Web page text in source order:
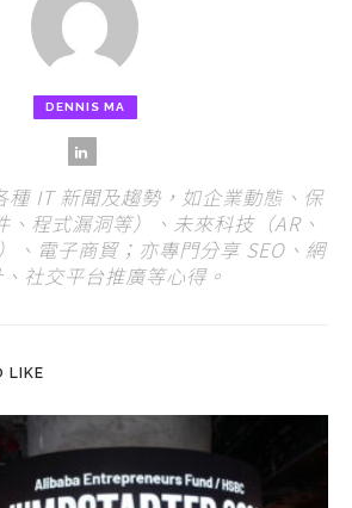
DENNIS MA
種 IT 新聞及趨勢，如企業動態、保
、程式漏洞等）、未來科技（AR、
、電子商貿；亦專門分享 SEO、網
社交平台推廣等心得。
LIKE